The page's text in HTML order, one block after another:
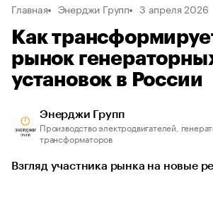
Главная Энерджи Групп 3 апреля 2026
Как
рынок
установок в России
Энерджи Групп
Производство электродвигателей,
трансформаторов
Взгляд участника рынка на новые